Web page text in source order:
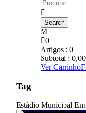
0
Artigos : 0
Subtotal : 0,00
Ver Carrinho
Tag
Estádio Municipal